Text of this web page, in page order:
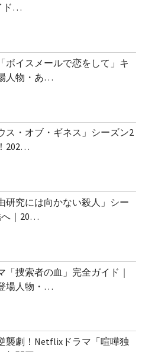
ド…
ボイスメールで恋をして」キ
人物・あ…
ス・オブ・ギネス」シーズン2
202…
研究には向かない殺人」シー
へ｜20…
「捜索者の血」完全ガイド｜
場人物・…
襲劇！Netflixドラマ「喧嘩独